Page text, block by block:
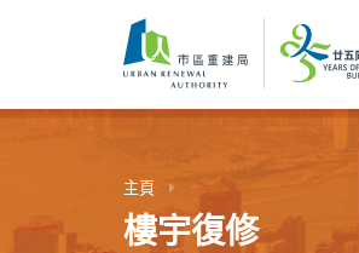
內
主頁
樓宇復修